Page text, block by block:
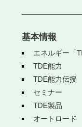
基本情報
エネルギー「
TDE能力
TDE能力伝授
セミナー
TDE製品
オートロード